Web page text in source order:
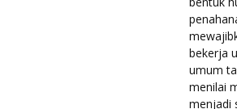
bekerja
umum
menilai
menjadi